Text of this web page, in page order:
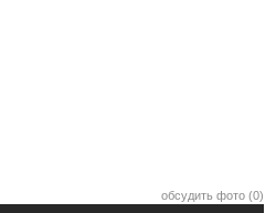
обсудить фото (0)